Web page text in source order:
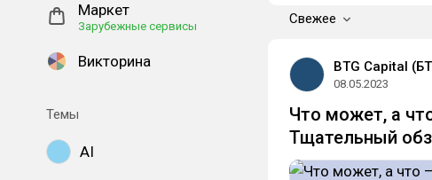
Маркет
Зарубежные сервисы
Викторина
Темы
AI
Свежее
BTG Capital
08.05.2023
Что может, а
Тщательный